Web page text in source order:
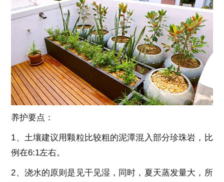
养护要点：
1、土壤建议用颗粒比较粗的泥潭混入部分珍珠岩，比
例在6:1左右。
2、浇水的原则是见干见湿，同时，夏天蒸发量大，所